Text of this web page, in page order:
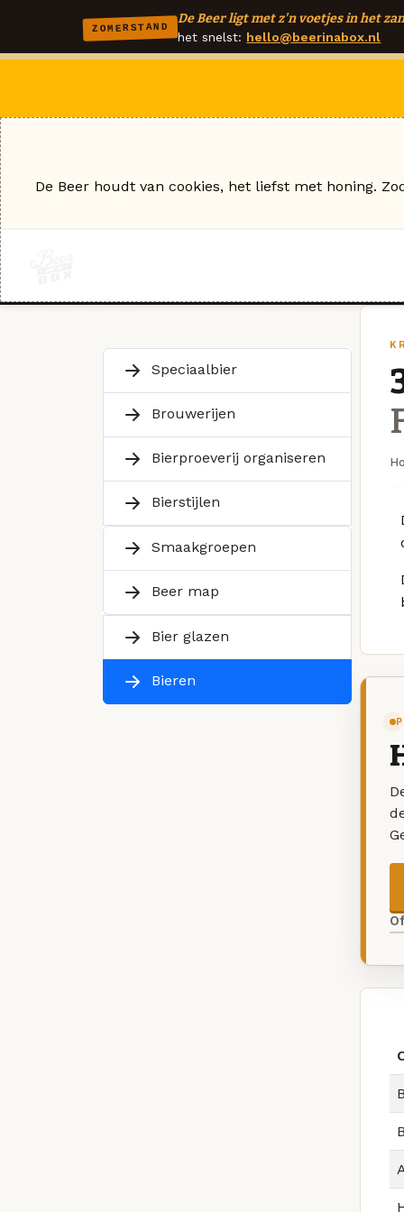
ZOMERSTAND
De Beer ligt met z'n voetjes in het
het snelst: hello@beerinabox.nl
Speciaalbier
Brouwerijen
Bierproeverij organiseren
Bierstijlen
Smaakgroepen
Beer map
Bier glazen
Bieren
De Beer houdt van cookies, het liefst met honing.